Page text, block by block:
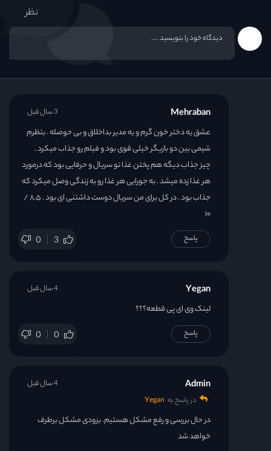
نظر
Mehraban
عشق یه دختر خون گرم و یه مدیر بداخلاق و بی حوصله . بتظرم
شیمی بین دو بازیگر خیلی قوی بود و فیلم رو جذاب میکرد .
چیز جذاب دیگه هم پختن غذا تو سریال و حرفایی بود که درمورد
هر غذا زده میشد . به جورایی هر غذا رو به زندگی وصل میکرد که
جذاب بود . در کل برای من سریال دوست داشتنی ای بود . ۸.۵ /
۱۰
0 3
3 سال قبل
پاسخ
Yegan
لینک وی ای پی قطعه؟؟؟
0 0
4 سال قبل
پاسخ
Admin
در پاسخ به Yegan
در حال بررسی و رفع مشکل هستیم. بزودی مشکل برطرف
خواهد شد
4 سال قبل